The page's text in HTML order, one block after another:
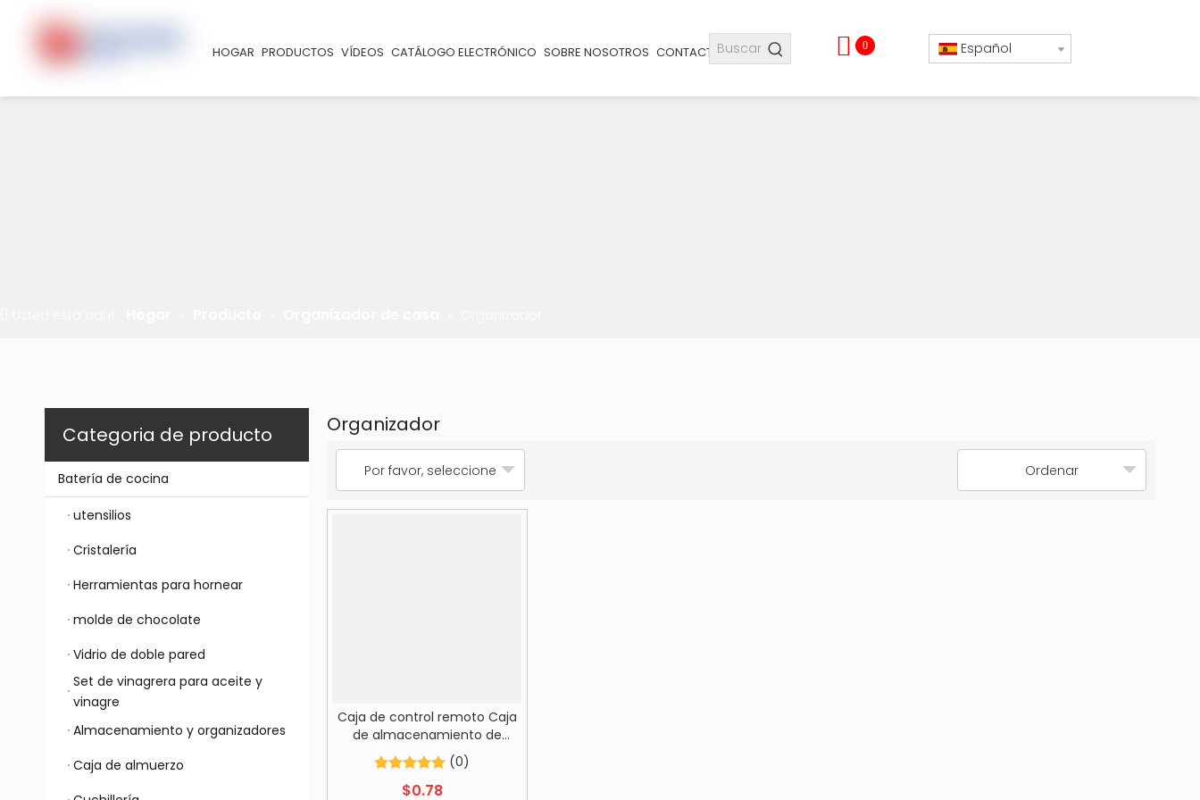
HOGAR PRODUCTOS VÍDEOS CATÁLOGO ELECTRÓNICO SOBRE NOSOTROS CONTACTO 0 Español
Categoria de producto
Batería de cocina
utensilios
Cristalería
Herramientas para hornear
molde de chocolate
Vidrio de doble pared
Set de vinagrera para aceite y
vinagre
Almacenamiento y organizadores
Caja de almuerzo
Organizador
Por favor, seleccione Ordenar
Caja de control remoto Caja
de almacenamiento de
escritorio Soporte de control
remoto sin agujeros Soporte
de almacenamiento de
(0)
$0.78